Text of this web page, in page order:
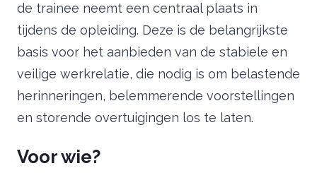
de trainee neemt een centraal plaats in
tijdens de opleiding. Deze is de belangrijkste
basis voor het aanbieden van de stabiele en
veilige werkrelatie, die nodig is om belastende
herinneringen, belemmerende voorstellingen
en storende overtuigingen los te laten.
Voor wie?